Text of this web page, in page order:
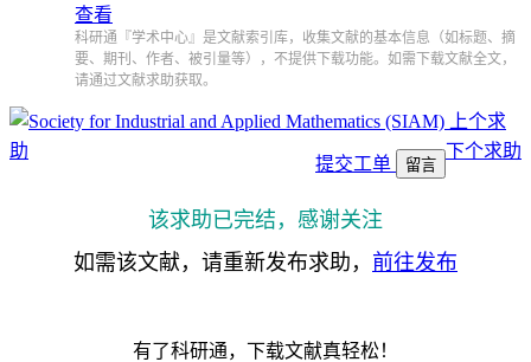
查看
科研通『学术中心』是文献索引库，收集文献的基本信息（如标题、摘
要、期刊、作者、被引量等），不提供下载功能。如需下载文献全文，
请通过文献求助获取。
上个求
助
下个求助
提交工单 留言
该求助已完结，感谢关注
如需该文献，请重新发布求助， 前往发布
有了科研通，下载文献真轻松！